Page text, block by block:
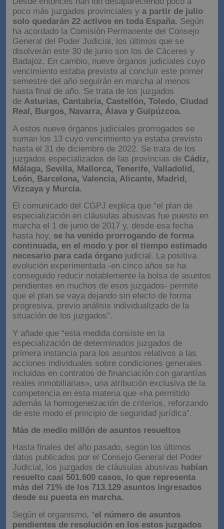
poco más juzgados provinciales y a partir de julio
solo quedarán 22 activos en toda España. Según
ha acordado la Comisión Permanente del Consejo
General del Poder Judicial, los últimos que se
disolverán este 30 de junio son los de Cáceres y
Badajoz. En cambio, nueve órganos judiciales cuyo
vencimiento estaba previsto al concluir este primer
semestre del año seguirán en marcha al menos
hasta final de año. Se trata de los juzgados
de Asturias, Cantabria, Castellón, Toledo, Ciudad
Real, Burgos, Navarra, Álava y Guipúzcoa.
A estos nueve órganos judiciales prorrogados se
suman los 13 cuyo vencimiento ya estaba previsto
hasta el 31 de diciembre de 2022. Se trata de los
juzgados especializados de las provincias de Cádiz,
Málaga, Sevilla, Mallorca, Tenerife, Valladolid,
León, Barcelona, Valencia, Alicante, Madrid,
Vizcaya y Murcia.
El comunicado del CGPJ explica que “el plan de
especialización en cláusulas abusivas fue puesto en
marcha el 1 de junio de 2017 y, desde esa fecha
hasta hoy, se ha venido prorrogando de forma
continuada, en el modo y por el tiempo estimado
necesario para cada órgano judicial. La positiva
evolución experimentada -en cinco años se ha
conseguido reducir notablemente la bolsa de asuntos
pendientes en muchos de esos juzgados- permite
que el plan se vaya dejando sin efecto de forma
progresiva, previo análisis individualizado de la
situación de los juzgados”.
Y añade que “esta medida consiste en la
especialización de determinados juzgados de
primera instancia para los asuntos relativos a las
acciones individuales sobre condiciones generales
incluidas en contratos de financiación con garantías
reales inmobiliarias», una atribución exclusiva de la
competencia en esta materia que «ha permitido
además la homogeneización de criterios, reforzando
de este modo el principio de seguridad jurídica”.
Más de medio millón de asuntos resueltos
Hasta finales del año pasado, según los últimos
datos publicados por el Consejo General del Poder
Judicial, los juzgados de cláusulas abusivas habían
resuelto casi 501.600 casos, lo que representa
más del 71% de los 713.129 asuntos ingresados
desde su puesta en marcha.
Según el organismo, “el número de asuntos
pendientes de resolución en los estos juzgados